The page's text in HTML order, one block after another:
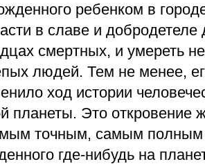
ребенком в
в славе и
смертных, и умереть
людей. Тем не менее,
ход истории
планеты. Это откровение
точным, самым
где-нибудь на